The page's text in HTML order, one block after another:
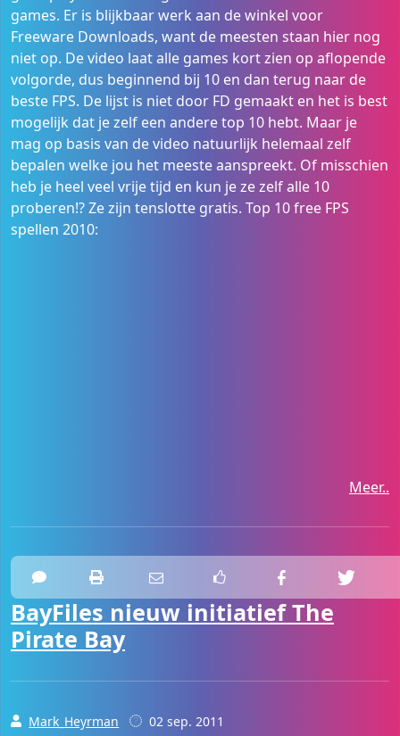
games. Er is blijkbaar werk aan de winkel voor
Freeware Downloads, want de meesten staan hier nog
niet op. De video laat alle games kort zien op aflopende
volgorde, dus beginnend bij 10 en dan terug naar de
beste FPS. De lijst is niet door FD gemaakt en het is best
mogelijk dat je zelf een andere top 10 hebt. Maar je
mag op basis van de video natuurlijk helemaal zelf
bepalen welke jou het meeste aanspreekt. Of misschien
heb je heel veel vrije tijd en kun je ze zelf alle 10
proberen!? Ze zijn tenslotte gratis. Top 10 free FPS
spellen 2010:
Meer..
BayFiles nieuw initiatief The
Pirate Bay
Mark_Heyrman
02 sep. 2011